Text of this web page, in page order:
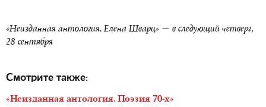
«Неизданная антология. Елена Шварц» — в следующий четверг,
28 сентября
Смотрите также:
«Неизданная антология. Поэзия 70-х»